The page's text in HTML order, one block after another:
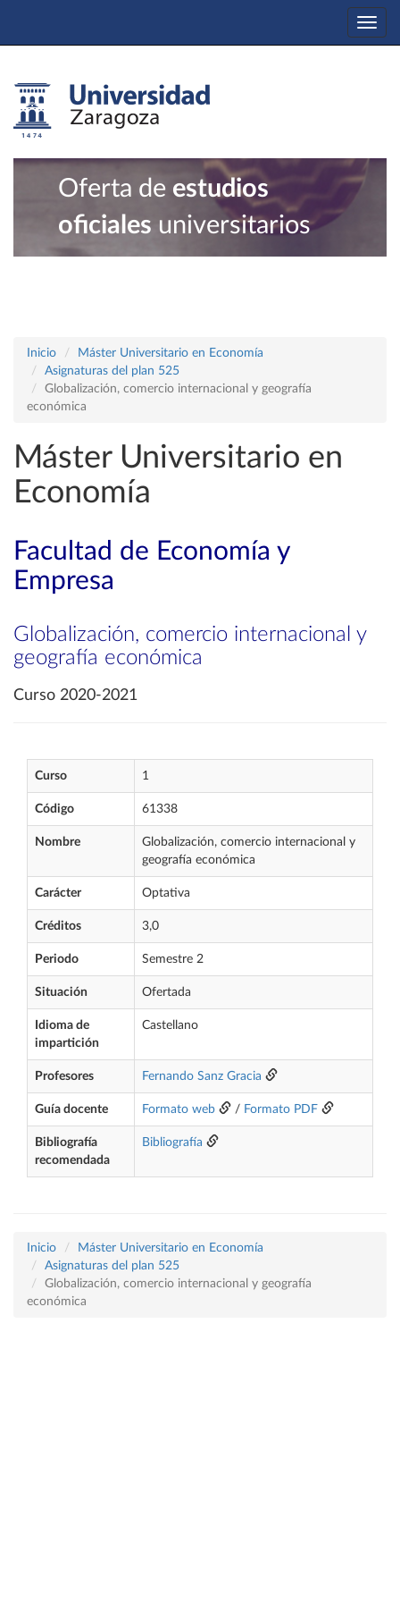
Oferta de estudios
oficiales universitarios
Inicio
Máster Universitario en Economía
Asignaturas del plan 525
Globalización, comercio internacional y geografía
económica
Máster Universitario en
Economía
Facultad de Economía y
Empresa
Globalización, comercio internacional y
geografía económica
Curso 2020-2021
Curso 1
Código 61338
Nombre
Globalización, comercio internacional y
geografía económica
Carácter Optativa
Créditos 3,0
Periodo Semestre 2
Situación Ofertada
Idioma de
impartición
Castellano
Profesores Fernando Sanz Gracia
Guía docente Formato web / Formato PDF
Bibliografía
recomendada
Bibliografía
Inicio
Máster Universitario en Economía
Asignaturas del plan 525
Globalización, comercio internacional y geografía
económica